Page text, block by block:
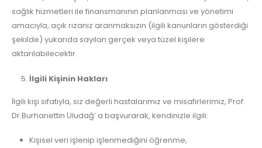
sağlık hizmetleri ile finansmanının planlanması ve yönetimi
amacıyla, açık rızanız aranmaksızın (ilgili kanunların gösterdiği
şekilde) yukarıda sayılan gerçek veya tüzel kişilere
aktarılabilecektir.
İlgili Kişinin Hakları
İlgili kişi sıfatıyla, siz değerli hastalarımız ve misafirlerimiz, Prof.
Dr.Burhanettin Uludağ’ a başvurarak, kendinizle ilgili:
Kişisel veri işlenip işlenmediğini öğrenme,